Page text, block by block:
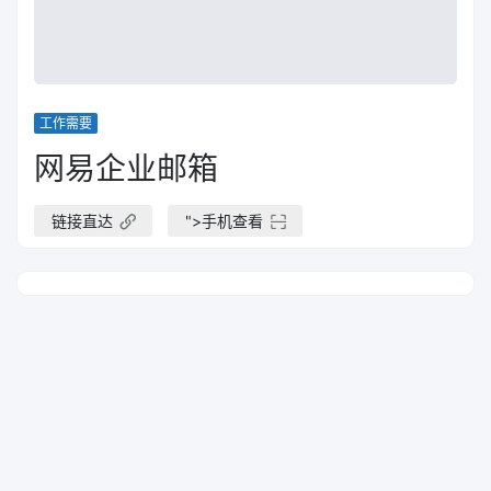
工作需要
网易企业邮箱
链接直达 ">手机查看